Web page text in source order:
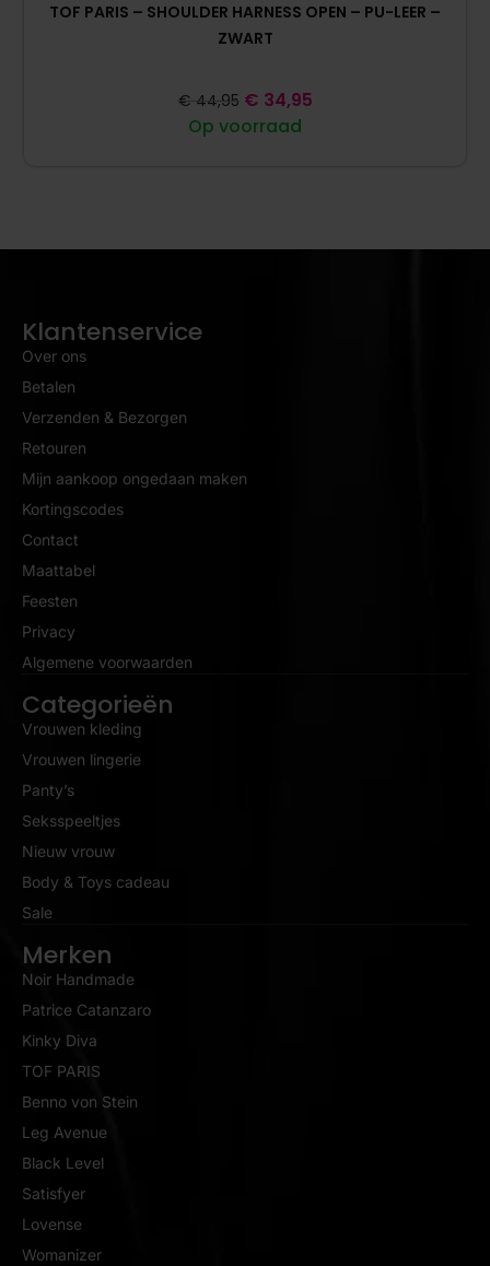
TOF PARIS – SHOULDER HARNESS OPEN – PU-LEER –
ZWART
Op voorraad
€ 44,95 € 34,95
Klantenservice
Over ons
Betalen
Verzenden & Bezorgen
Retouren
Mijn aankoop ongedaan maken
Kortingscodes
Contact
Maattabel
Feesten
Privacy
Algemene voorwaarden
Categorieën
Vrouwen kleding
Vrouwen lingerie
Panty’s
Seksspeeltjes
Nieuw vrouw
Body & Toys cadeau
Sale
Merken
Noir Handmade
Patrice Catanzaro
Kinky Diva
TOF PARIS
Benno von Stein
Leg Avenue
Black Level
Satisfyer
Lovense
Womanizer